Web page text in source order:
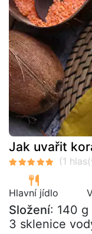
Jak uvařit
Hlavní jídlo
Složení: 140 g
3 sklenice